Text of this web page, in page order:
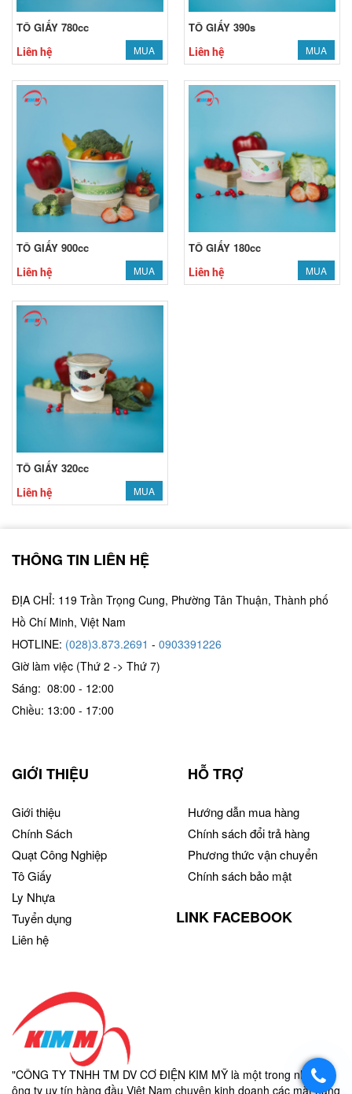
TÔ GIẤY 780cc
Liên hệ MUA
TÔ GIẤY 390s
Liên hệ MUA
TÔ GIẤY 900cc
Liên hệ MUA
TÔ GIẤY 180cc
Liên hệ MUA
TÔ GIẤY 320cc
Liên hệ MUA
THÔNG TIN LIÊN HỆ
ĐỊA CHỈ: 119 Trần Trọng Cung, Phường Tân Thuận, Thành phố
Hồ Chí Minh, Việt Nam
HOTLINE: (028)3.873.2691 - 0903391226
Giờ làm việc (Thứ 2 -> Thứ 7)
Sáng: 08:00 - 12:00
Chiều: 13:00 - 17:00
GIỚI THIỆU
Giới thiệu
Chính Sách
Quạt Công Nghiệp
Tô Giấy
Ly Nhựa
Tuyển dụng
Liên hệ
HỖ TRỢ
Hướng dẫn mua hàng
Chính sách đổi trả hàng
Phương thức vận chuyển
Chính sách bảo mật
LINK FACEBOOK
"CÔNG TY TNHH TM DV CƠ ĐIỆN KIM MỸ là một trong những c
ông ty uy tín hàng đầu Việt Nam chuyên kinh doanh các mặt hàng